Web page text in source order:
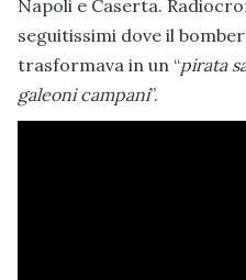
Napoli e Caserta.
seguitissimi dove il bomber
trasformava in un “pirata
galeoni campani”.